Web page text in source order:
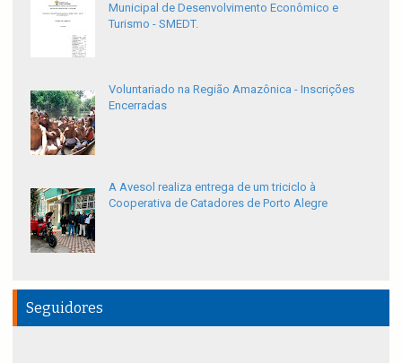
Municipal de Desenvolvimento Econômico e
Turismo - SMEDT.
Voluntariado na Região Amazônica - Inscrições
Encerradas
A Avesol realiza entrega de um triciclo à
Cooperativa de Catadores de Porto Alegre
Seguidores